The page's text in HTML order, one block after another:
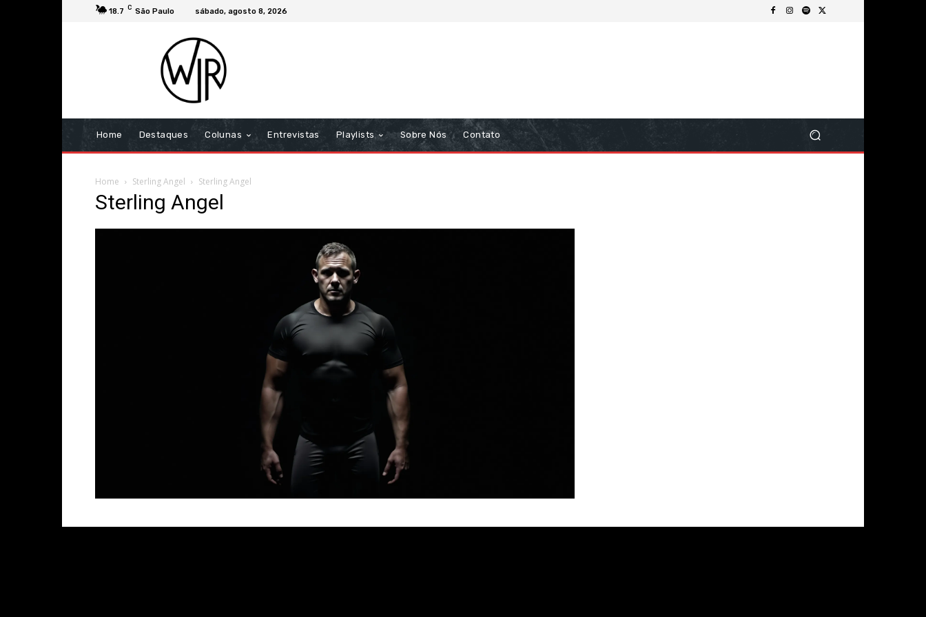
18.7 C São Paulo sábado, agosto 8, 2026
Home Destaques Colunas Entrevistas Playlists Sobre Nós Contato
Home Sterling Angel Sterling Angel
Sterling Angel